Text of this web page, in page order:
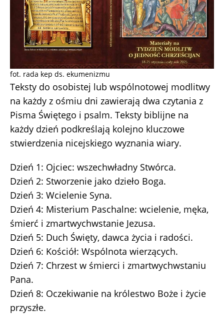
fot. rada kep ds. ekumenizmu
Teksty do osobistej lub wspólnotowej modlitwy
na każdy z ośmiu dni zawierają dwa czytania z
Pisma Świętego i psalm. Teksty biblijne na
każdy dzień podkreślają kolejno kluczowe
stwierdzenia nicejskiego wyznania wiary.
Dzień 1: Ojciec: wszechwładny Stwórca.
Dzień 2: Stworzenie jako dzieło Boga.
Dzień 3: Wcielenie Syna.
Dzień 4: Misterium Paschalne: wcielenie, męka,
śmierć i zmartwychwstanie Jezusa.
Dzień 5: Duch Święty, dawca życia i radości.
Dzień 6: Kościół: Wspólnota wierzących.
Dzień 7: Chrzest w śmierci i zmartwychwstaniu
Pana.
Dzień 8: Oczekiwanie na królestwo Boże i życie
przyszłe.